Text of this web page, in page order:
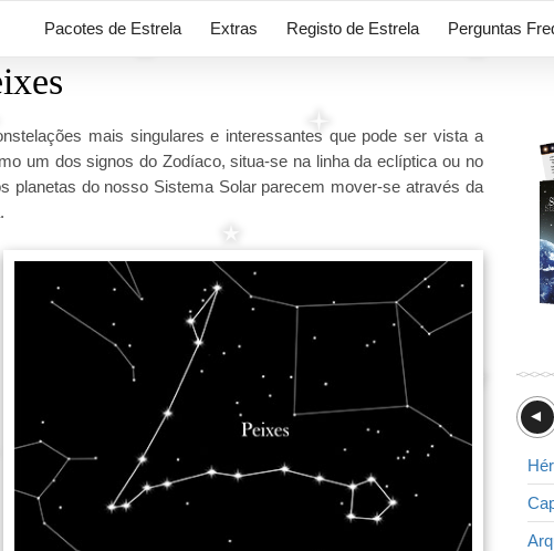
Pacotes de Estrela Extras Registo de Estrela Perguntas
mais singulares e interessantes que pode ser vista a
um dos signos do Zodíaco, situa-se na linha da eclíptica ou no
planetas do nosso Sistema Solar parecem mover-se através da
►